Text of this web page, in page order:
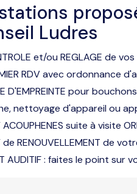
Ludres
et/ou REGLAGE de
RDV avec ordonnance
D'EMPREINTE pour
nettoyage d'appareil ou
ACOUPHENES suite à visite
de RENOUVELLEMENT de
AUDITIF : faites le point sur